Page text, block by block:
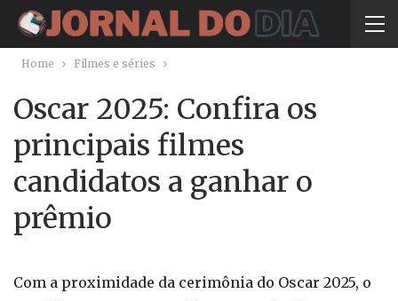
Home Filmes e séries
Oscar 2025: Confira os
principais filmes
candidatos a ganhar o
prêmio
Com a proximidade da cerimônia do Oscar 2025, o